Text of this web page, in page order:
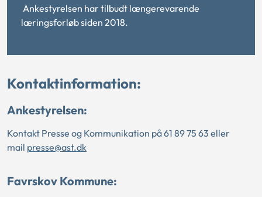
Ankestyrelsen har tilbudt længerevarende
læringsforløb siden 2018.
Kontaktinformation:
Ankestyrelsen:
Kontakt Presse og Kommunikation på 61 89 75 63 eller
mail presse@ast.dk
Favrskov Kommune: